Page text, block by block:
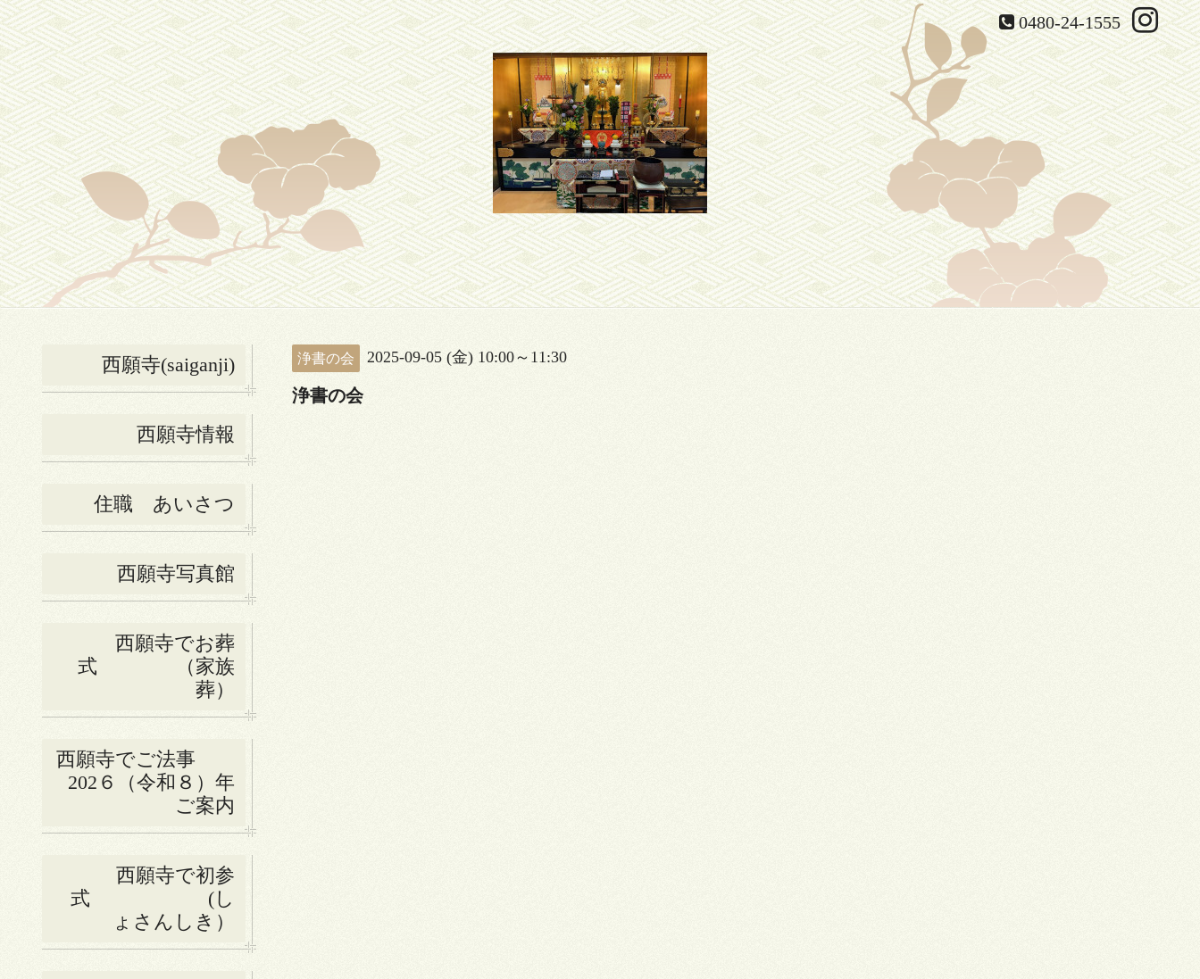
0480-24-1555
西願寺(saiganji)
西願寺情報
住職 あいさつ
西願寺写真館
西願寺でお葬
式 （家族
葬）
西願寺でご法事
202６（令和８）年
ご案内
西願寺で初参
式 (し
ょさんしき）
浄書の会 2025-09-05 (金) 10:00～11:30
浄書の会